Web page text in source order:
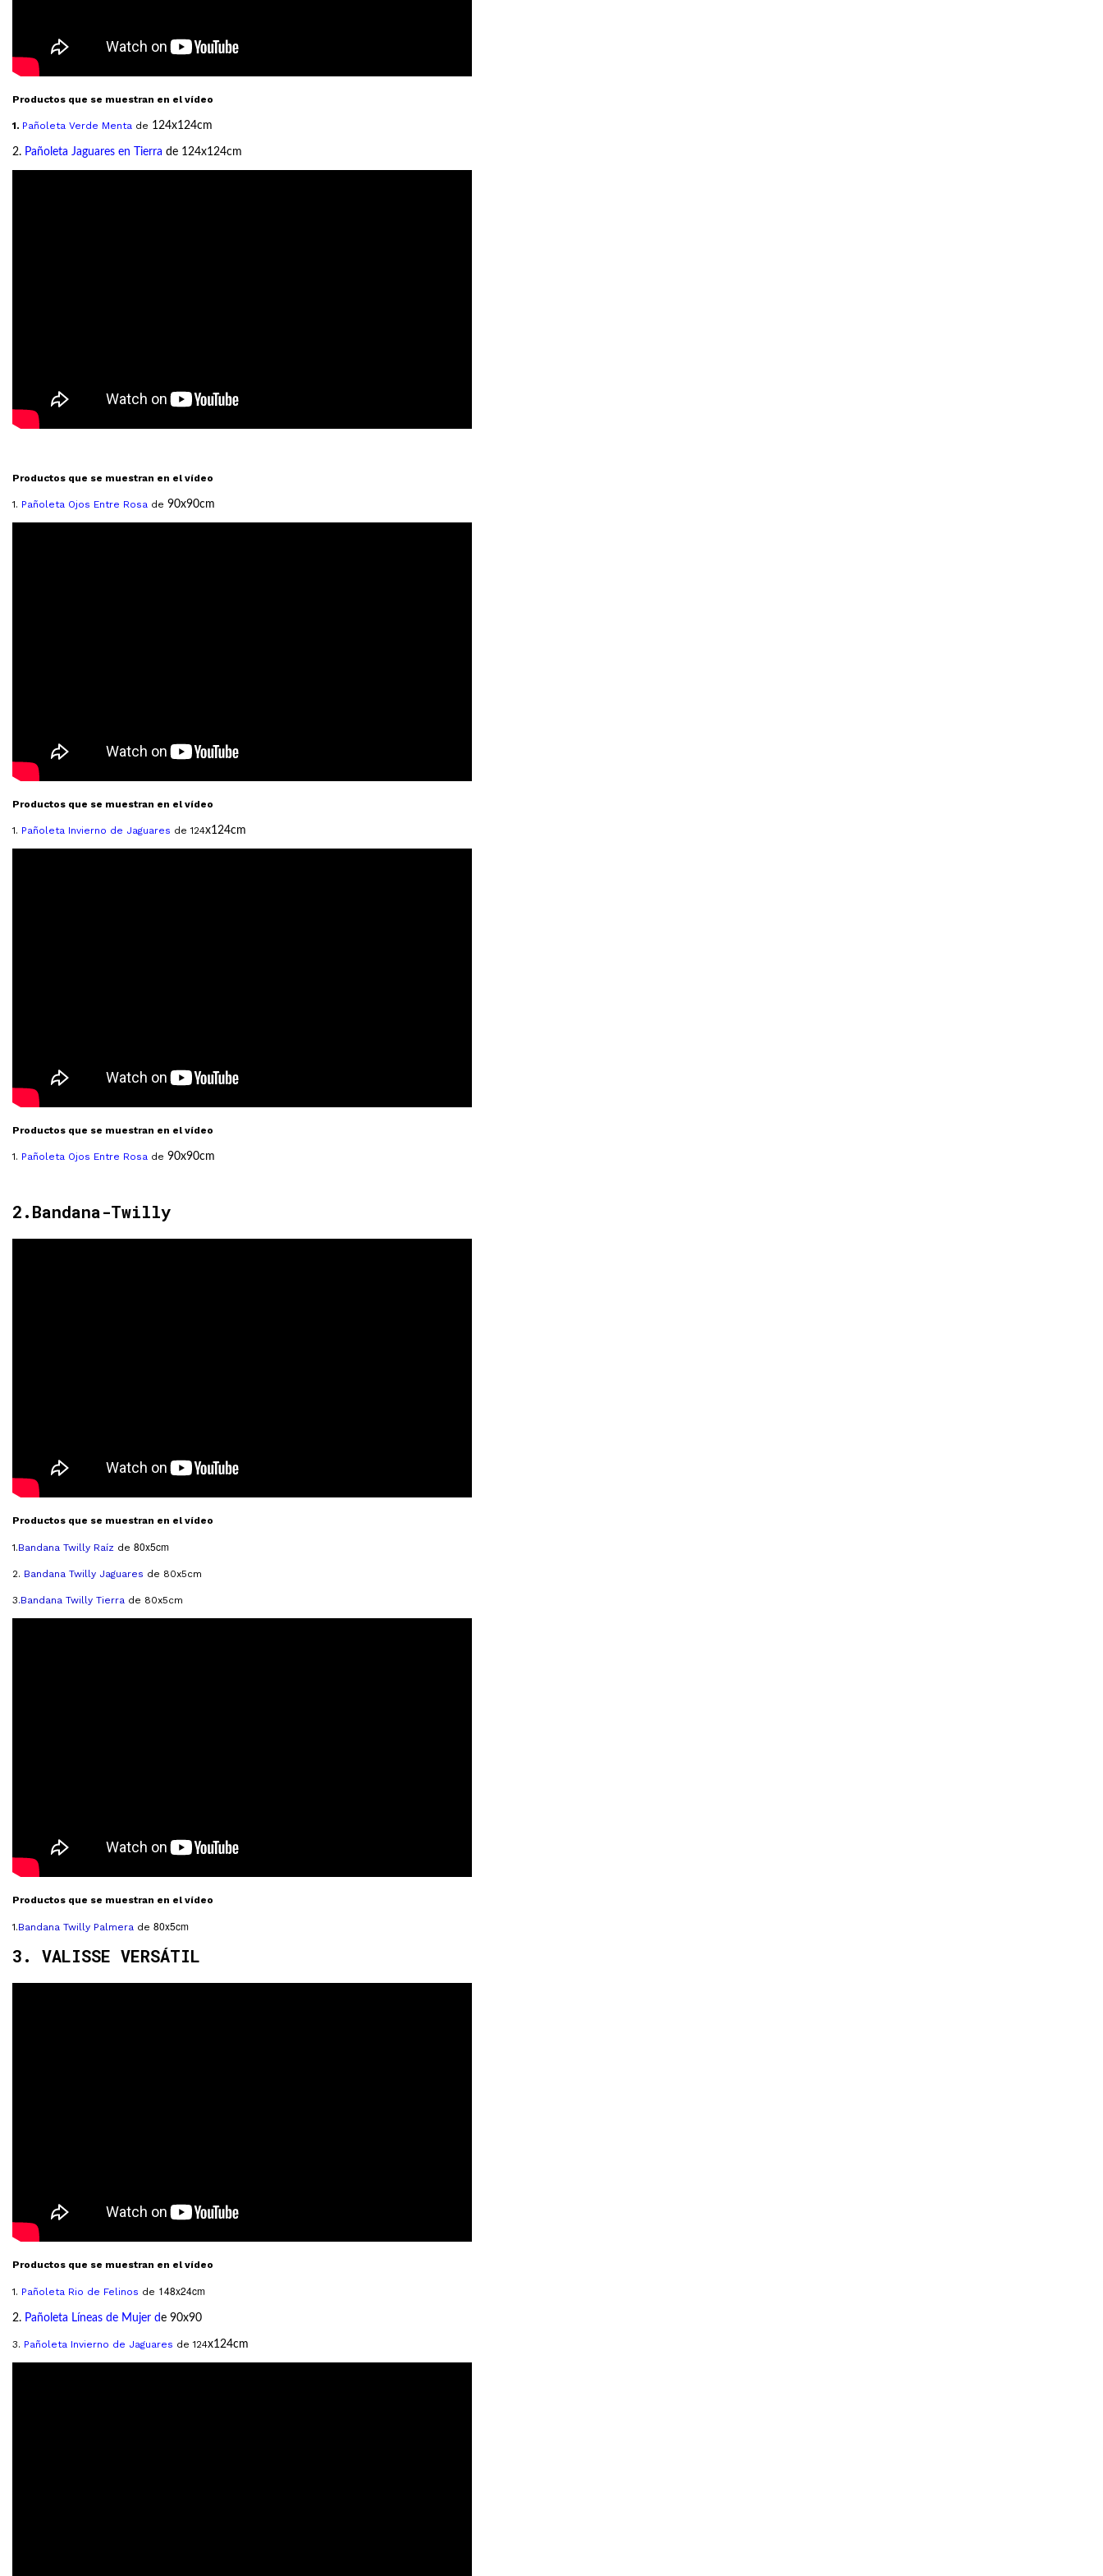
Productos que se muestran en el vídeo
1. Pañoleta Verde Menta de 124x124cm
2. Pañoleta Jaguares en Tierra de 124x124cm
Productos que se muestran en el vídeo
1. Pañoleta Ojos Entre Rosa de 90x90cm
Productos que se muestran en el vídeo
1. Pañoleta Invierno de Jaguares de 124x124cm
Productos que se muestran en el vídeo
1. Pañoleta Ojos Entre Rosa de 90x90cm
2.Bandana-Twilly
Productos que se muestran en el vídeo
1.Bandana Twilly Raíz de 80x5cm
2. Bandana Twilly Jaguares de 80x5cm
3.Bandana Twilly Tierra de 80x5cm
Productos que se muestran en el vídeo
1.Bandana Twilly Palmera de 80x5cm
3. VALISSE VERSÁTIL
Productos que se muestran en el vídeo
1. Pañoleta Rio de Felinos de 148x24cm
2. Pañoleta Líneas de Mujer de 90x90
3. Pañoleta Invierno de Jaguares de 124x124cm